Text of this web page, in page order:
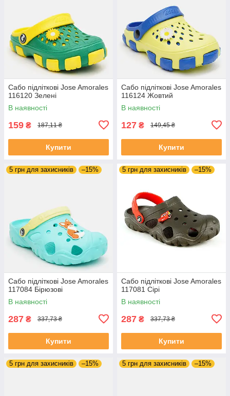
Сабо підліткові Jose Amorales
116120 Зелені
В наявності
159 ₴ 187,11 ₴
Купити
Сабо підліткові Jose Amorales
116124 Жовтий
В наявності
127 ₴ 149,45 ₴
Купити
5 грн для захисників –15%
Сабо підліткові Jose Amorales
117084 Бірюзові
В наявності
287 ₴ 337,73 ₴
Купити
5 грн для захисників –15%
Сабо підліткові Jose Amorales
117081 Сірі
В наявності
287 ₴ 337,73 ₴
Купити
5 грн для захисників –15% 5 грн для захисників –15%